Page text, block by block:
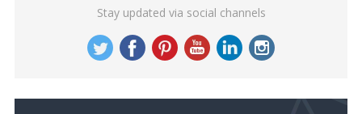
Stay updated via social channels